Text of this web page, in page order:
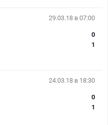
29.03.18 в 07:00
0
1
24.03.18 в 18:30
0
1